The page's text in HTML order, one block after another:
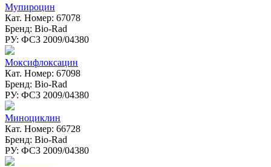
Мупироцин
Кат. Номер: 67078
Бренд: Bio-Rad
РУ: ФСЗ 2009/04380
Моксифлоксацин
Кат. Номер: 67098
Бренд: Bio-Rad
РУ: ФСЗ 2009/04380
Миноциклин
Кат. Номер: 66728
Бренд: Bio-Rad
РУ: ФСЗ 2009/04380